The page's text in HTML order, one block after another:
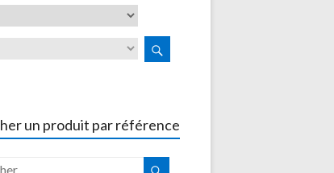
un produit par référence